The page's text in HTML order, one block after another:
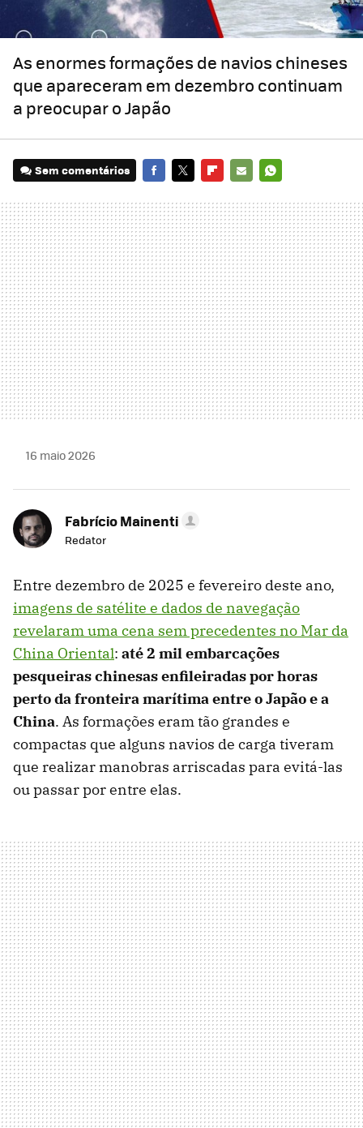
As enormes formações de navios chineses
que apareceram em dezembro continuam
a preocupar o Japão
Sem comentários
MAIL
16 maio 2026
Fabrício Mainenti
Redator
Entre dezembro de 2025 e fevereiro deste ano,
imagens de satélite e dados de navegação
revelaram uma cena sem precedentes no Mar da
China Oriental: até 2 mil embarcações
pesqueiras chinesas enfileiradas por horas
perto da fronteira marítima entre o Japão e a
China. As formações eram tão grandes e
compactas que alguns navios de carga tiveram
que realizar manobras arriscadas para evitá-las
ou passar por entre elas.